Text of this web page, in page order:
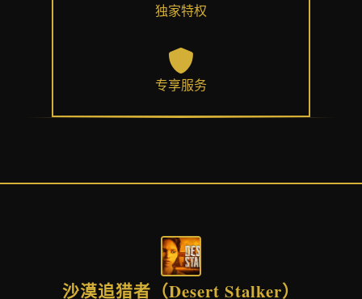
独家特权
专享服务
沙漠追猎者（Desert Stalker）